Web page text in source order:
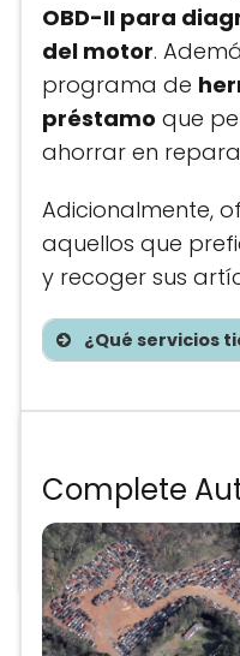
OBD-II para
del motor.
programa de
préstamo que
ahorrar en
Adicionalmente,
aquellos que
y recoger sus
¿Qué servicios
Anuncio
Complete